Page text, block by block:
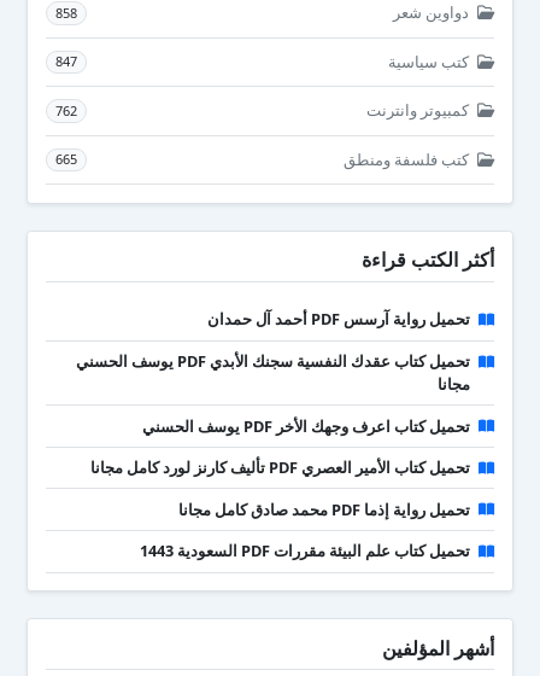
دواوين شعر 858
كتب سياسية 847
كمبيوتر وانترنت 762
كتب فلسفة ومنطق 665
أكثر الكتب قراءة
تحميل رواية آرسس PDF أحمد آل حمدان
تحميل كتاب عقدك النفسية سجنك الأبدي PDF يوسف الحسني
مجانا
تحميل كتاب اعرف وجهك الأخر PDF يوسف الحسني
تحميل كتاب الأمير العصري PDF تأليف كارنز لورد كامل مجانا
تحميل رواية إذما PDF محمد صادق كامل مجانا
تحميل كتاب علم البيئة مقررات PDF السعودية 1443
أشهر المؤلفين